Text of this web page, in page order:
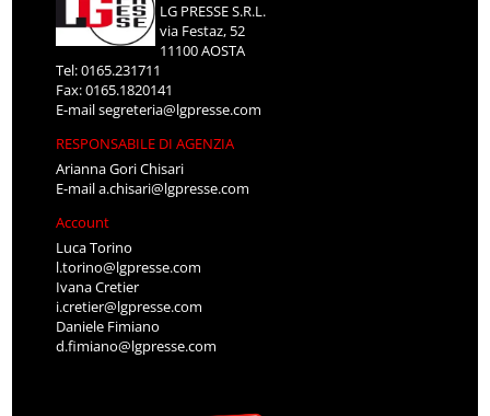
LG PRESSE S.R.L.
via Festaz, 52
11100 AOSTA
Tel: 0165.231711
Fax: 0165.1820141
E-mailsegreteria@lgpresse.com
RESPONSABILE DI AGENZIA
Arianna Gori Chisari
E-maila.chisari@lgpresse.com
Account
Luca Torino
l.torino@lgpresse.com
Ivana Cretier
i.cretier@lgpresse.com
Daniele Fimiano
d.fimiano@lgpresse.com